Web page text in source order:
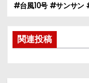
投
稿
ナ
#台風10号 #サンサン
関連投稿